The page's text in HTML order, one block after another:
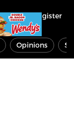
Register
Opinions